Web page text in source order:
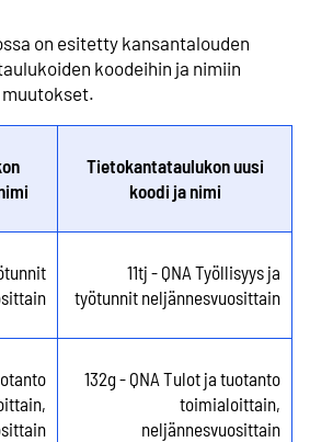
on esitetty kansantalouden
koodeihin ja nimiin
Tietokantataulukon uusi
koodi ja nimi
11tj - QNA Työllisyys ja
työtunnit neljännesvuosittain
132g - QNA Tulot ja tuotanto
toimialoittain,
neljännesvuosittain